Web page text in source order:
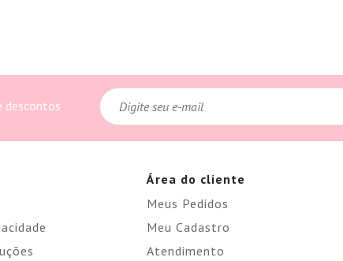
descontos
Área do cliente
Meus Pedidos
Meu Cadastro
Atendimento